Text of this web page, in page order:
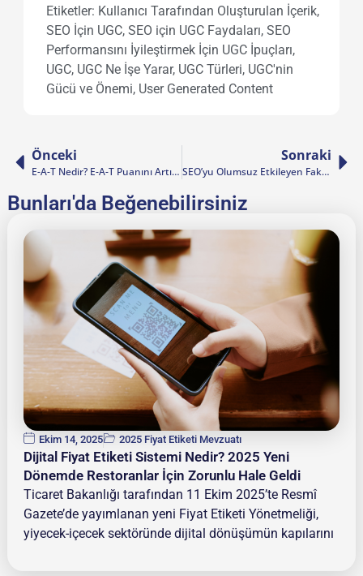
Etiketler: Kullanıcı Tarafından Oluşturulan İçerik,
SEO İçin UGC, SEO için UGC Faydaları, SEO
Performansını İyileştirmek İçin UGC İpuçları,
UGC, UGC Ne İşe Yarar, UGC Türleri, UGC'nin
Gücü ve Önemi, User Generated Content
Önceki
E-A-T Nedir? E-A-T Puanını Artırmak İçin İpuçları
Sonraki
SEO’yu Olumsuz Etkileyen Faktörler
Bunları'da Beğenebilirsiniz
Ekim 14, 2025 2025 Fiyat Etiketi Mevzuatı
Dijital Fiyat Etiketi Sistemi Nedir? 2025 Yeni
Dönemde Restoranlar İçin Zorunlu Hale Geldi
Ticaret Bakanlığı tarafından 11 Ekim 2025’te Resmî
Gazete’de yayımlanan yeni Fiyat Etiketi Yönetmeliği,
yiyecek-içecek sektöründe dijital dönüşümün kapılarını